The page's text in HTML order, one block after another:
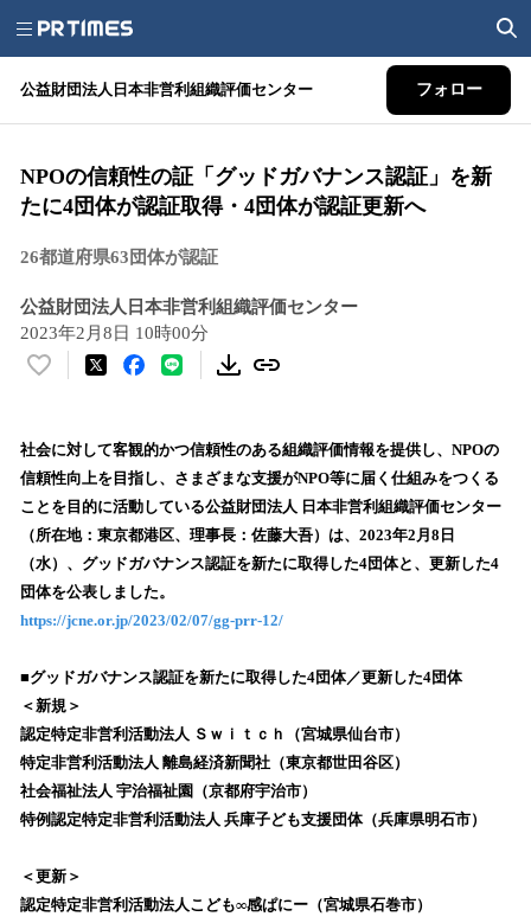
公益財団法人日本非営利組織評価センター フォロー
NPOの信頼性の証「グッドガバナンス認証」を新
たに4団体が認証取得・4団体が認証更新へ
26都道府県63団体が認証
公益財団法人日本非営利組織評価センター
2023年2月8日 10時00分
い
！
数
を
読
み
込
み
中
す
社会に対して客観的かつ信頼性のある組織評価情報を提供し、NPOの
信頼性向上を目指し、さまざまな支援がNPO等に届く仕組みをつくる
ことを目的に活動している公益財団法⼈ 日本⾮営利組織評価センター
（所在地：東京都港区、理事長：佐藤大吾）は、2023年2⽉8⽇
（水）、グッドガバナンス認証を新たに取得した4団体と、更新した4
団体を公表しました。
https://jcne.or.jp/2023/02/07/gg-prr-12/
■グッドガバナンス認証を新たに取得した4団体／更新した4団体
＜新規＞
認定特定非営利活動法人 Ｓｗｉｔｃｈ（宮城県仙台市）
特定非営利活動法人 離島経済新聞社（東京都世田谷区）
社会福祉法人 宇治福祉園（京都府宇治市）
特例認定特定非営利活動法人 兵庫子ども支援団体（兵庫県明石市）
＜更新＞
認定特定非営利活動法人こども∞感ぱにー（宮城県石巻市）